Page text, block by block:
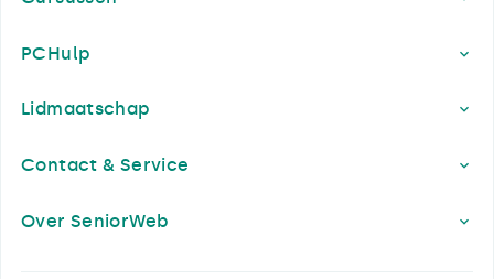
PCHulp
Lidmaatschap
Contact & Service
Over SeniorWeb